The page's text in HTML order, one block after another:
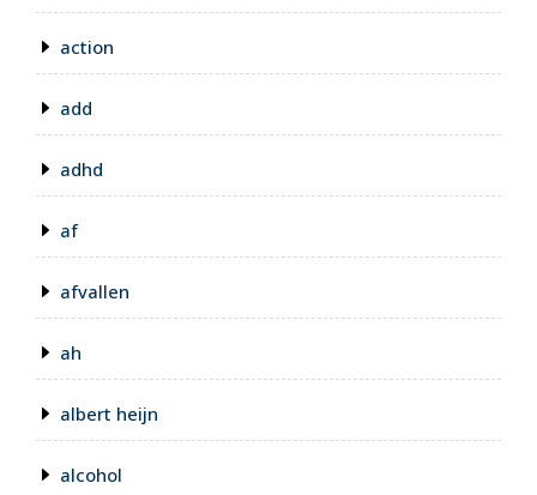
action
add
adhd
af
afvallen
ah
albert heijn
alcohol